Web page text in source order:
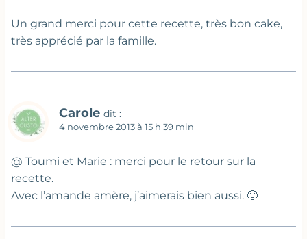
Un grand merci pour cette recette, très bon cake,
très apprécié par la famille.
Carole dit :
4 novembre 2013 à 15 h 39 min
@ Toumi et Marie : merci pour le retour sur la
recette.
Avec l’amande amère, j’aimerais bien aussi. 🙂